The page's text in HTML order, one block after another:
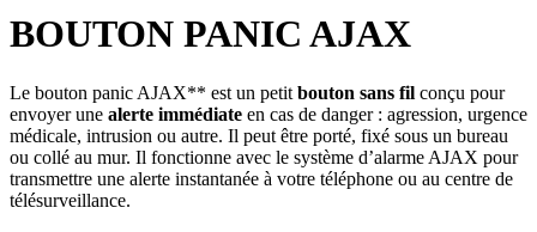
BOUTON PANIC AJAX
Le bouton panic AJAX** est un petit bouton sans fil conçu pour
envoyer une alerte immédiate en cas de danger : agression, urgence
médicale, intrusion ou autre. Il peut être porté, fixé sous un bureau
ou collé au mur. Il fonctionne avec le système d’alarme AJAX pour
transmettre une alerte instantanée à votre téléphone ou au centre de
télésurveillance.